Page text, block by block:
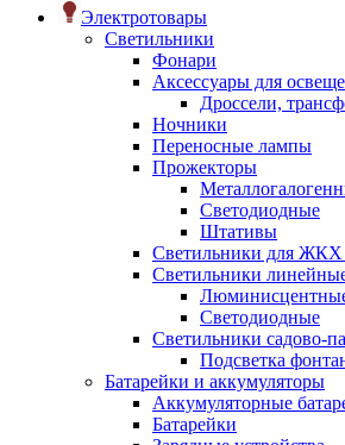
Электротовары
Светильники
Фонари
Аксессуары для
Дроссели,
Ночники
Переносные лампы
Прожекторы
Светодиодные
Штативы
Светильники для
Светильники
Светодиодные
Светильники садово-
Подсветка
Батарейки и аккумуляторы
Аккумуляторные
Батарейки